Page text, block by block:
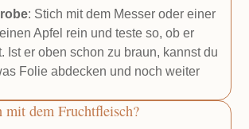
: Stich mit dem Messer oder einer
Apfel rein und teste so, ob er
Ist er oben schon zu braun, kannst du
Folie abdecken und noch weiter
mit dem Fruchtfleisch?